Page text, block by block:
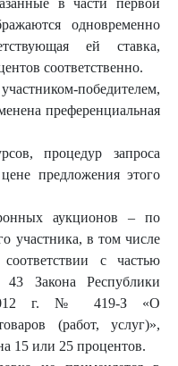
в части первой
одновременно
ей ставка,
соответственно.
победителем,
преференциальная
процедур запроса
предложения этого
аукционов – по
участника, в том числе
с частью
43 Закона Республики
г. № 419-З «О
(работ, услуг)»,
15 или 25 процентов.